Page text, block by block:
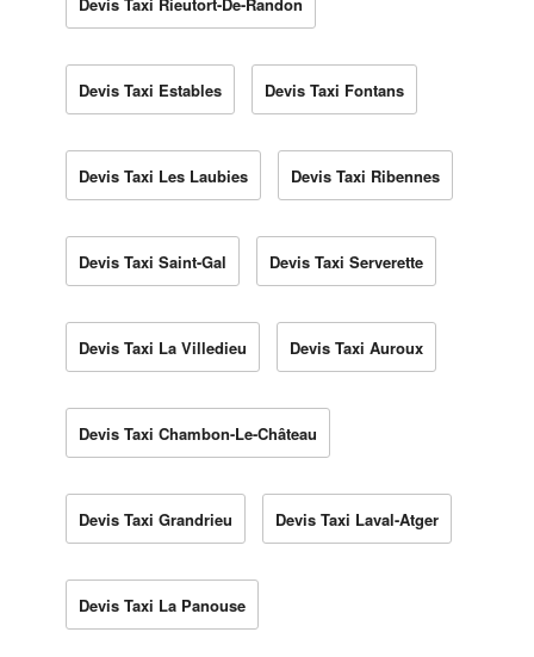
Devis Taxi Estables Devis Taxi Fontans
Devis Taxi Les Laubies Devis Taxi Ribennes
Devis Taxi Saint-Gal Devis Taxi Serverette
Devis Taxi La Villedieu Devis Taxi Auroux
Devis Taxi Chambon-Le-Château
Devis Taxi Grandrieu Devis Taxi Laval-Atger
Devis Taxi La Panouse